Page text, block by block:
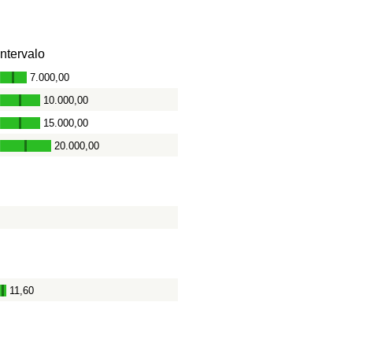
Intervalo
- 7.000,00
- 10.000,00
- 15.000,00
- 20.000,00
- 11,60